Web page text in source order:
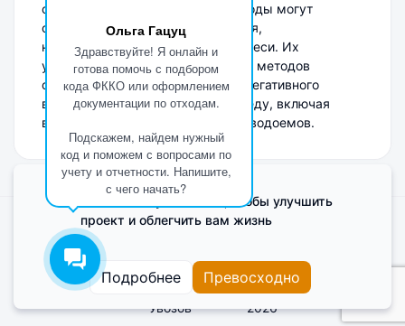
Ольга Гацуц
Здравствуйте! Я онлайн и
готова помочь с подбором
кода ФККО или оформлением
документации по отходам.
Подскажем, найдем нужный
код и поможем с вопросами по
учету и отчетности. Напишите,
с чего начать?
строительная и пищевая. Эти отходы могут
содержать хлористые соединения,
неорганические вещества и примеси. Их
утилизация требует специальных методов
обработки для предотвращения негативного
воздействия на окружающую среду, включая
возможное загрязнение почвы и водоемов.
Увозов 2026
Поделиться мнением о сайте
Пользовательское соглашение
Мы используем Cookie, чтобы улучшить
проект и облегчить вам жизнь
Подробнее Превосходно